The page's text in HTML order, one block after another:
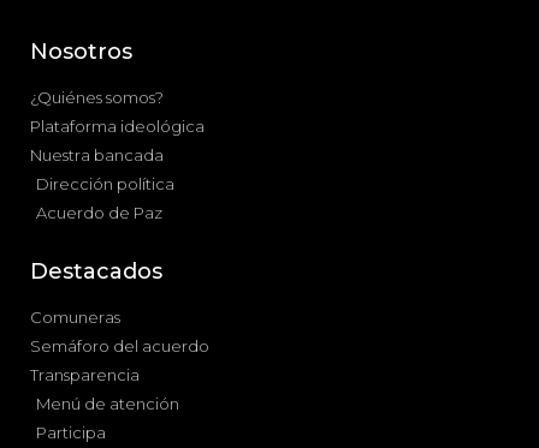
Nosotros
¿Quiénes somos?
Plataforma ideológica
Nuestra bancada
Dirección política
Acuerdo de Paz
Destacados
Comuneras
Semáforo del acuerdo
Transparencia
Menú de atención
Participa